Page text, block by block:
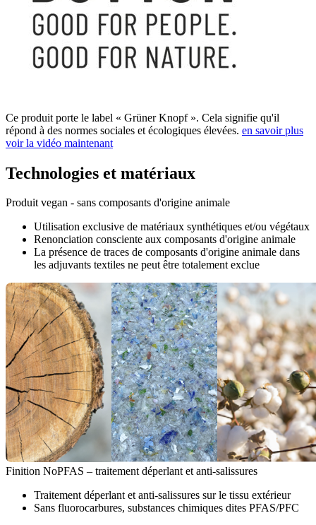
Ce produit porte le label « Grüner Knopf ». Cela signifie qu'il
répond à des normes sociales et écologiques élevées. en savoir plus
voir la vidéo maintenant
Technologies et matériaux
Produit vegan - sans composants d'origine animale
Utilisation exclusive de matériaux synthétiques et/ou végétaux
Renonciation consciente aux composants d'origine animale
La présence de traces de composants d'origine animale dans
les adjuvants textiles ne peut être totalement exclue
Finition NoPFAS – traitement déperlant et anti-salissures
Traitement déperlant et anti-salissures sur le tissu extérieur
Sans fluorocarbures, substances chimiques dites PFAS/PFC